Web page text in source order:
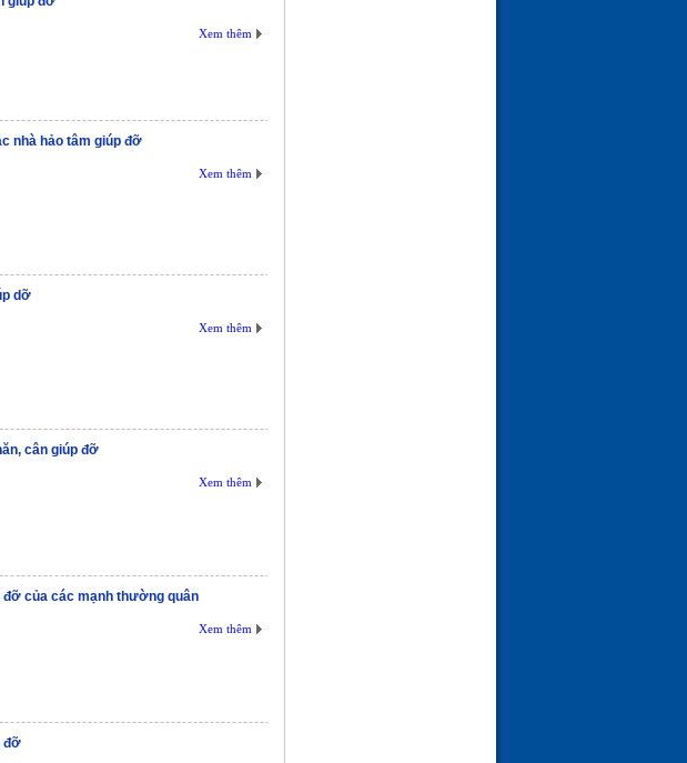
Xem thêm
nhà hảo tâm giúp đỡ
Xem thêm
dỡ
Xem thêm
cân giúp đỡ
Xem thêm
đỡ của các mạnh thường quân
Xem thêm
đỡ